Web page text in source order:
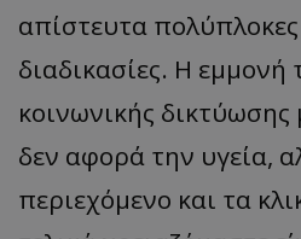
απίστευτα πολύπλοκες
διαδικασίες. Η
κοινωνικής δικτύωσης
δεν αφορά την υγεία,
περιεχόμενο και τα